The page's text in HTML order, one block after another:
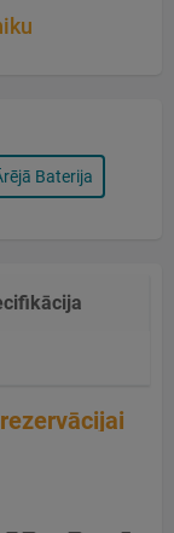
Baterija